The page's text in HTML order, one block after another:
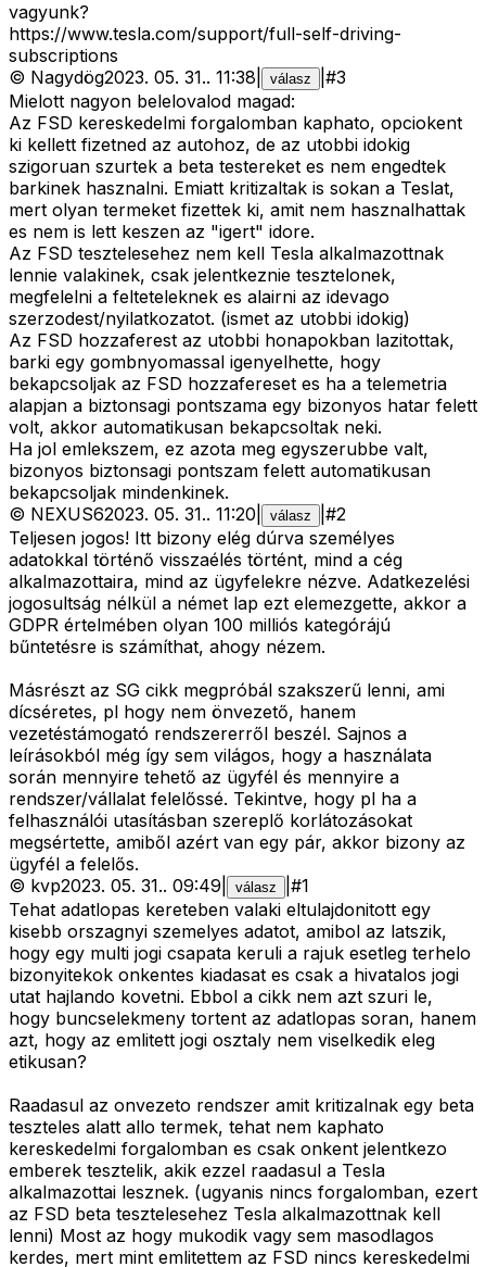
vagyunk?
https://www.tesla.com/support/full-self-driving-
subscriptions
© Nagydög2023. 05. 31.. 11:38 válasz #3
Mielott nagyon belelovalod magad:
Az FSD kereskedelmi forgalomban kaphato, opciokent
ki kellett fizetned az autohoz, de az utobbi idokig
szigoruan szurtek a beta testereket es nem engedtek
barkinek hasznalni. Emiatt kritizaltak is sokan a Teslat,
mert olyan termeket fizettek ki, amit nem hasznalhattak
es nem is lett keszen az "igert" idore.
Az FSD tesztelesehez nem kell Tesla alkalmazottnak
lennie valakinek, csak jelentkeznie tesztelonek,
megfelelni a felteteleknek es alairni az idevago
szerzodest/nyilatkozatot. (ismet az utobbi idokig)
Az FSD hozzaferest az utobbi honapokban lazitottak,
barki egy gombnyomassal igenyelhette, hogy
bekapcsoljak az FSD hozzafereset es ha a telemetria
alapjan a biztonsagi pontszama egy bizonyos hatar felett
volt, akkor automatikusan bekapcsoltak neki.
Ha jol emlekszem, ez azota meg egyszerubbe valt,
bizonyos biztonsagi pontszam felett automatikusan
bekapcsoljak mindenkinek.
© NEXUS62023. 05. 31.. 11:20 válasz #2
Teljesen jogos! Itt bizony elég dúrva személyes
adatokkal történő visszaélés történt, mind a cég
alkalmazottaira, mind az ügyfelekre nézve. Adatkezelési
jogosultság nélkül a német lap ezt elemezgette, akkor a
GDPR értelmében olyan 100 milliós kategórájú
bűntetésre is számíthat, ahogy nézem.
Másrészt az SG cikk megpróbál szakszerű lenni, ami
dícséretes, pl hogy nem önvezető, hanem
vezetéstámogató rendszererről beszél. Sajnos a
leírásokból még így sem világos, hogy a használata
során mennyire tehető az ügyfél és mennyire a
rendszer/vállalat felelőssé. Tekintve, hogy pl ha a
felhasználói utasításban szereplő korlátozásokat
megsértette, amiből azért van egy pár, akkor bizony az
ügyfél a felelős.
© kvp2023. 05. 31.. 09:49 válasz #1
Tehat adatlopas kereteben valaki eltulajdonitott egy
kisebb orszagnyi szemelyes adatot, amibol az latszik,
hogy egy multi jogi csapata keruli a rajuk esetleg terhelo
bizonyitekok onkentes kiadasat es csak a hivatalos jogi
utat hajlando kovetni. Ebbol a cikk nem azt szuri le,
hogy buncselekmeny tortent az adatlopas soran, hanem
azt, hogy az emlitett jogi osztaly nem viselkedik eleg
etikusan?
Raadasul az onvezeto rendszer amit kritizalnak egy beta
teszteles alatt allo termek, tehat nem kaphato
kereskedelmi forgalomban es csak onkent jelentkezo
emberek tesztelik, akik ezzel raadasul a Tesla
alkalmazottai lesznek. (ugyanis nincs forgalomban, ezert
az FSD beta tesztelesehez Tesla alkalmazottnak kell
lenni) Most az hogy mukodik vagy sem masodlagos
kerdes, mert mint emlitettem az FSD nincs kereskedelmi